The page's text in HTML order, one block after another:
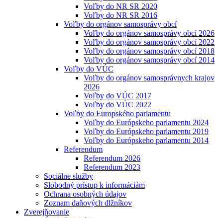
Voľby do NR SR 2020
Voľby do NR SR 2016
Voľby do orgánov samosprávy obcí
Voľby do orgánov samosprávy obcí 2026
Voľby do orgánov samosprávy obcí 2022
Voľby do orgánov samosprávy obcí 2018
Voľby do orgánov samosprávy obcí 2014
Voľby do VÚC
Voľby do orgánov samosprávnych krajov
2026
Voľby do VÚC 2017
Voľby do VÚC 2022
Voľby do Europského parlamentu
Voľby do Európskeho parlamentu 2024
Voľby do Európskeho parlamentu 2019
Voľby do Európskeho parlamentu 2014
Referendum
Referendum 2026
Referendum 2023
Sociálne služby
Slobodný prístup k informáciám
Ochrana osobných údajov
Zoznam daňových dlžníkov
Zverejňovanie